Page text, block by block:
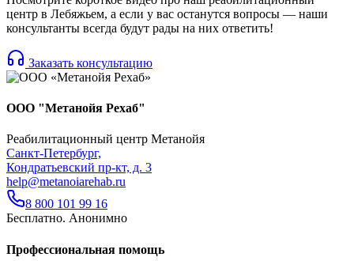
центр в Лебяжьем, а если у вас останутся вопросы — наши
консультанты всегда будут рады на них ответить!
Заказать консультацию
ООО "Метанойя Рехаб"
Реабилитационный центр Метанойя
Санкт-Петербург,
Кондратьевский пр-кт, д. 3
help@metanoiarehab.ru
8 800 101 99 16
Бесплатно. Анонимно
Профессиональная помощь